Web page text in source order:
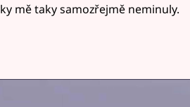
mě taky samozřejmě neminuly.